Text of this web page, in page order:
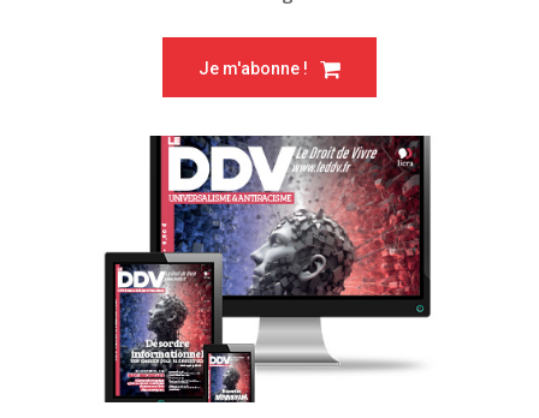
Je m'abonne !